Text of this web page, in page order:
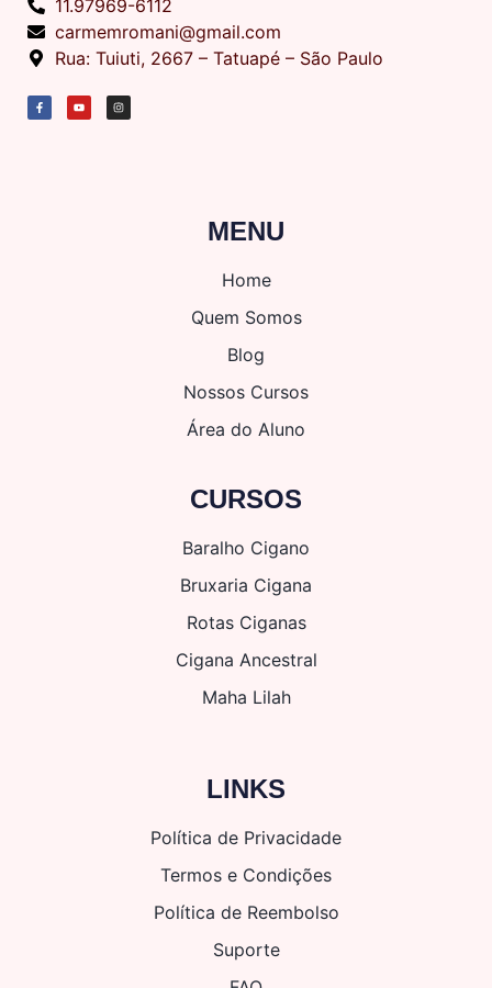
11.97969-6112
carmemromani@gmail.com
Rua: Tuiuti, 2667 – Tatuapé – São Paulo
MENU
Home
Quem Somos
Blog
Nossos Cursos
Área do Aluno
CURSOS
Baralho Cigano
Bruxaria Cigana
Rotas Ciganas
Cigana Ancestral
Maha Lilah
LINKS
Política de Privacidade
Termos e Condições
Política de Reembolso
Suporte